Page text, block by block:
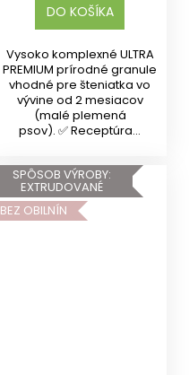
DO KOŠÍKA
Vysoko komplexné ULTRA
PREMIUM prírodné granule
vhodné pre šteniatka vo
vývine od 2 mesiacov
(malé plemená
psov). ✅ Receptúra...
SPÔSOB VÝROBY:
EXTRUDOVANÉ
BEZ OBILNÍN